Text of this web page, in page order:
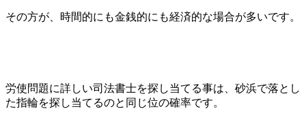
その方が、時間的にも金銭的にも経済的な場合が多いです。
労使問題に詳しい司法書士を探し当てる事は、砂浜で落とし
た指輪を探し当てるのと同じ位の確率です。